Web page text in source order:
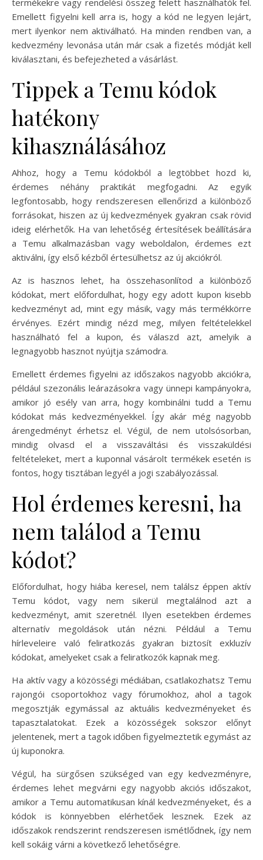
Emellett figyelni kell arra is, hogy a kód ne legyen lejárt,
mert ilyenkor nem aktiválható. Ha minden rendben van, a
kedvezmény levonása után már csak a fizetés módját kell
kiválasztani, és befejezheted a vásárlást.
Tippek a Temu kódok
hatékony
kihasználásához
Ahhoz, hogy a Temu kódokból a legtöbbet hozd ki,
érdemes néhány praktikát megfogadni. Az egyik
legfontosabb, hogy rendszeresen ellenőrizd a különböző
forrásokat, hiszen az új kedvezmények gyakran csak rövid
ideig elérhetők. Ha van lehetőség értesítések beállítására
a Temu alkalmazásban vagy weboldalon, érdemes ezt
aktiválni, így első kézből értesülhetsz az új akciókról.
Az is hasznos lehet, ha összehasonlítod a különböző
kódokat, mert előfordulhat, hogy egy adott kupon kisebb
kedvezményt ad, mint egy másik, vagy más termékkörre
érvényes. Ezért mindig nézd meg, milyen feltételekkel
használható fel a kupon, és válaszd azt, amelyik a
legnagyobb hasznot nyújtja számodra.
Emellett érdemes figyelni az időszakos nagyobb akciókra,
például szezonális leárazásokra vagy ünnepi kampányokra,
amikor jó esély van arra, hogy kombinálni tudd a Temu
kódokat más kedvezményekkel. Így akár még nagyobb
árengedményt érhetsz el. Végül, de nem utolsósorban,
mindig olvasd el a visszaváltási és visszaküldési
feltételeket, mert a kuponnal vásárolt termékek esetén is
fontos, hogy tisztában legyél a jogi szabályozással.
Hol érdemes keresni, ha
nem találod a Temu
kódot?
Előfordulhat, hogy hiába keresel, nem találsz éppen aktív
Temu kódot, vagy nem sikerül megtalálnod azt a
kedvezményt, amit szeretnél. Ilyen esetekben érdemes
alternatív megoldások után nézni. Például a Temu
hírleveleire való feliratkozás gyakran biztosít exkluzív
kódokat, amelyeket csak a feliratkozók kapnak meg.
Ha aktív vagy a közösségi médiában, csatlakozhatsz Temu
rajongói csoportokhoz vagy fórumokhoz, ahol a tagok
megosztják egymással az aktuális kedvezményeket és
tapasztalatokat. Ezek a közösségek sokszor előnyt
jelentenek, mert a tagok időben figyelmeztetik egymást az
új kuponokra.
Végül, ha sürgősen szükséged van egy kedvezményre,
érdemes lehet megvárni egy nagyobb akciós időszakot,
amikor a Temu automatikusan kínál kedvezményeket, és a
kódok is könnyebben elérhetőek lesznek. Ezek az
időszakok rendszerint rendszeresen ismétlődnek, így nem
kell sokáig várni a következő lehetőségre.